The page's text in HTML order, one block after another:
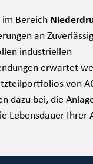
Bereich
an
industriellen
erwartet
von
dazu bei, die
Lebensdauer Ihrer